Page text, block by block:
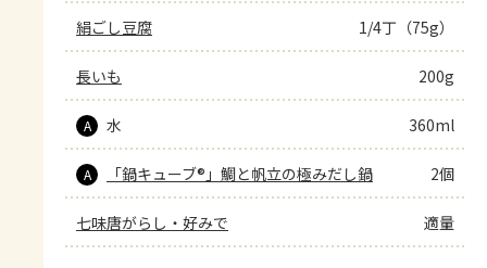
絹ごし豆腐 1/4丁（75g）
長いも 200g
A 水 360ml
A 「鍋キューブ®」鯛と帆立の極みだし鍋 2個
七味唐がらし・好みで 適量